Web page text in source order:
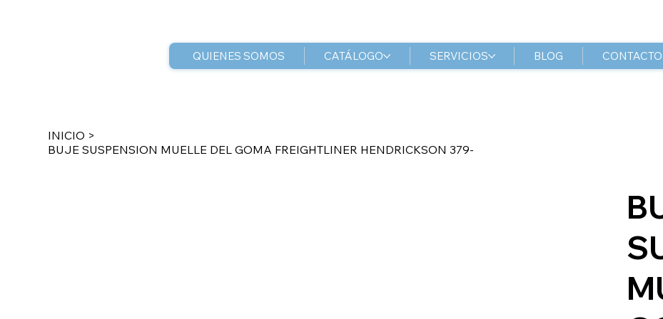
QUIENES SOMOS CATÁLOGO SERVICIOS BLOG CONTACTO
INICIO >
BUJE SUSPENSION MUELLE DEL GOMA FREIGHTLINER HENDRICKSON 379-